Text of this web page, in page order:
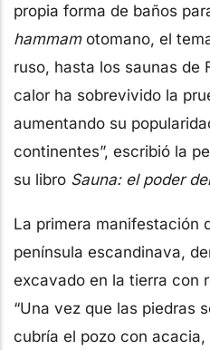
propia forma de baños
hammamotomano, el
ruso, hasta los saunas de
calor ha sobrevivido la
aumentando su
continentes”, escribió la
su libro Sauna: el poder
La primera manifestación
península escandinava,
excavado en la tierra con
“Una vez que las piedras
cubría el pozo con